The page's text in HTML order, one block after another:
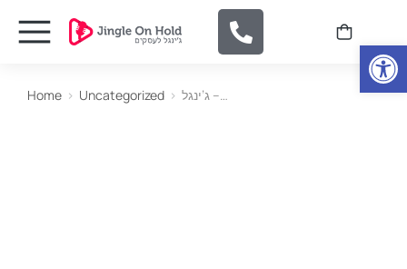
You are here:
Home Uncategorized ג’ינגל –…